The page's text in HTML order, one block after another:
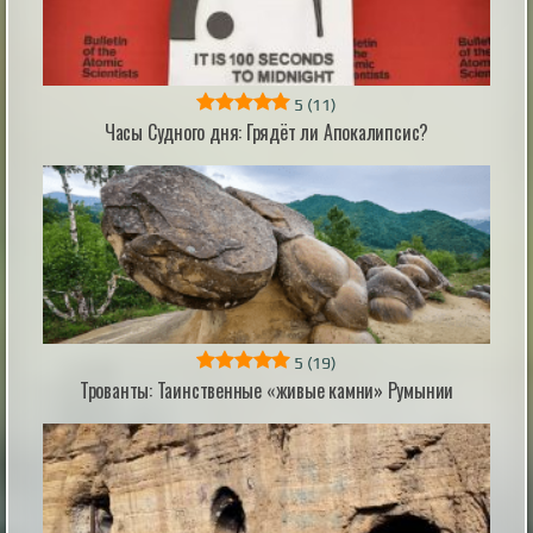
работ на отрезке длиной 4,6 км. Для водителей и
жителей города обновление дороги означает более
ровное покрытие и безопасный проезд через один из
выездов из города. Специалисты заменили
дорожную одежду и расширили пр...
Появление плотных фекалий назвали
одной из причин кембрийского взрыва
Появление плотных фекалий назвали одной из
причин кембрийского взрыва
8 hours ago
5 (11)
Часы Судного дня: Грядёт ли Апокалипсис?
5 (19)
Трованты: Таинственные «живые камни» Румынии